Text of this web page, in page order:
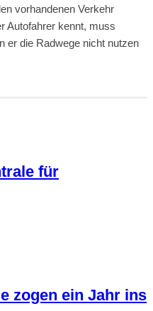
vorhandenen Verkehr
Autofahrer kennt, muss
er die Radwege nicht nutzen
für
zogen ein Jahr ins